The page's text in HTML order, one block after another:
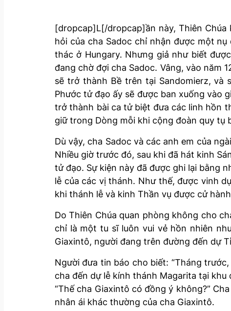
[dropcap]L[/dropcap]ần này, Thiên
hỏi của cha Sadoc chỉ nhận được một
thác ở Hungary. Nhưng giả như biết
đang chờ đợi cha Sadoc. Vâng, vào năm
sẽ trở thành Bề trên tại Sandomierz,
Phước tử đạo ấy sẽ được ban xuống vào
trở thành bài ca tử biệt đưa các linh hồn
giữ trong Dòng mỗi khi cộng đoàn quy tụ
Dù vậy, cha Sadoc và các anh em của
Nhiều giờ trước đó, sau khi đã hát kinh
tử đạo. Sự kiện này đã được ghi lại bằng
lễ của các vị thánh. Như thế, được vinh
khi thánh lễ và kinh Thần vụ được cử
Do Thiên Chúa quan phòng không cho
chỉ là một tu sĩ luôn vui vẻ hồn nhiên
Giaxintô, người đang trên đường đến dự
Người đưa tin báo cho biết: “Tháng
cha đến dự lễ kính thánh Magarita tại
“Thế cha Giaxintô có đồng ý không?”
nhân ái khác thường của cha Giaxintô.